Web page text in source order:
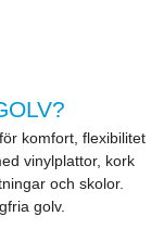
komfort, flexibilitet
vinylplattor, kork
och skolor.
golv.